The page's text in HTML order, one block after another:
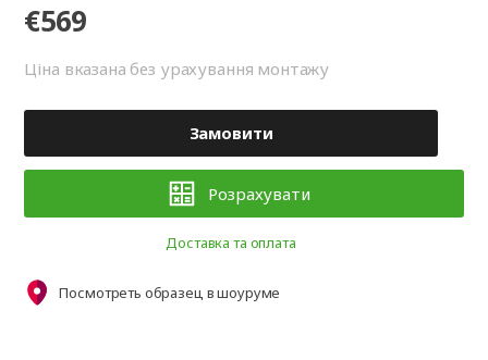
€569
Ціна вказана без урахування монтажу
Замовити
Розрахувати
Доставка та оплата
Посмотреть образец в шоуруме